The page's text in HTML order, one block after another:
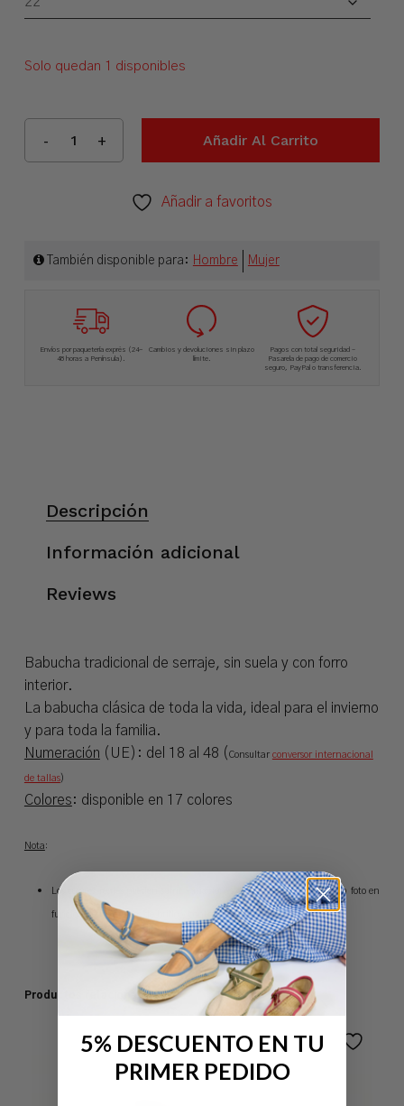
Solo quedan 1 disponibles
Añadir Al Carrito
Añadir a favoritos
También disponible para: Hombre Mujer
Envíos por paquetería exprés (24-
48 horas a Península).
Cambios y devoluciones sin plazo
límite.
Pagos con total seguridad –
Pasarela de pago de comercio
seguro, PayPal o transferencia.
Descripción
Información adicional
Reviews
Babucha tradicional de serraje, sin suela y con forro
interior.
La babucha clásica de toda la vida, ideal para el invierno
y para toda la familia.
Numeración (UE): del 18 al 48 ( Consultar conversor internacional
de tallas)
Colores: disponible en 17 colores
Nota:
Los colores reales pueden sufrir variaciones de tonalidad respecto a la foto en
función de los ajustes de brillo y contraste del monitor.
Productos relacionados
5% DESCUENTO EN TU
PRIMER PEDIDO